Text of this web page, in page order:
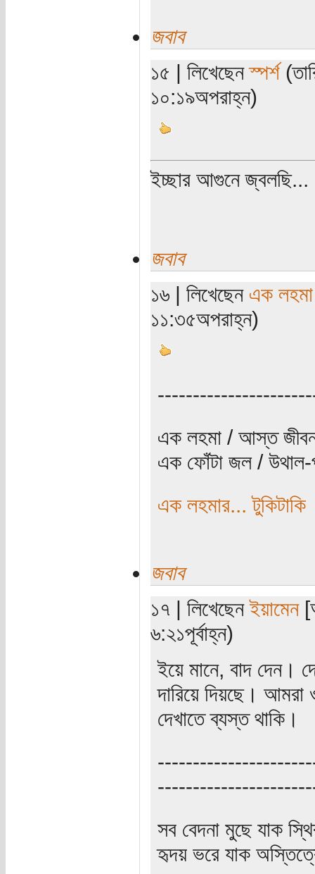
জবাব
১৫ | লিখেছেনস্পর্শ
১০:১৯অপরাহ্ন)
ইচ্ছার আগুনে জ্বলছি...
জবাব
১৬ | লিখেছেন এক লহমা
১১:৩৫অপরাহ্ন)
এক লহমা / আস্ত
এক ফোঁটা জল /
এক লহমার... টুকিটাকি
জবাব
১৭ | লিখেছেনইয়ামেন
৬:২১পূর্বাহ্ন)
ইয়ে মানে, বাদ দেন।
দারিয়ে দিয়ছে। আমরা
দেখাতে ব্যস্ত থাকি।
সব বেদনা মুছে যাক
হৃদয় ভরে যাক